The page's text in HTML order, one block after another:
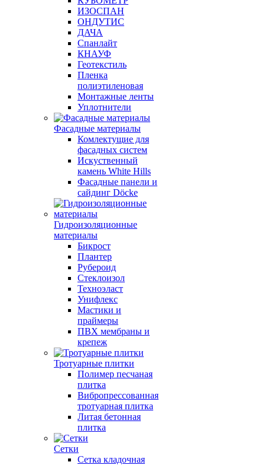
ИЗОСПАН
ОНДУТИС
ДАЧА
Спанлайт
КНАУФ
Геотекстиль
Пленка
полиэтиленовая
Монтажные ленты
Уплотнители
Фасадные материалы
Комлектущие для
фасадных систем
Искуственный
камень White Hills
Фасадные панели и
сайдинг Döcke
Гидроизоляционные
материалы
Бикрост
Плантер
Рубероид
Стеклоизол
Техноэласт
Унифлекс
Мастики и
праймеры
ПВХ мембраны и
крепеж
Тротуарные плитки
Полимер песчаная
плитка
Вибропрессованная
тротуарная плитка
Литая бетонная
плитка
Сетки
Сетка кладочная